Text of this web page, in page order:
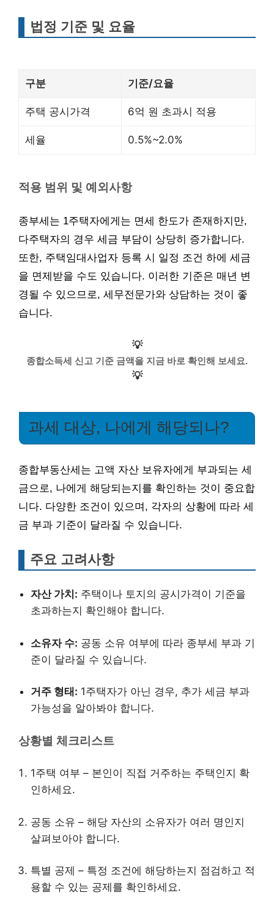
법정 기준 및 요율
구분 기준/요율
주택 공시가격 6억 원 초과시 적용
세율 0.5%~2.0%
적용 범위 및 예외사항
종부세는 1주택자에게는 면세 한도가 존재하지만,
다주택자의 경우 세금 부담이 상당히 증가합니다.
또한, 주택임대사업자 등록 시 일정 조건 하에 세금
을 면제받을 수도 있습니다. 이러한 기준은 매년 변
경될 수 있으므로, 세무전문가와 상담하는 것이 좋
습니다.
💡
종합소득세 신고 기준 금액을 지금 바로 확인해 보세요.
💡
과세 대상, 나에게 해당되나?
종합부동산세는 고액 자산 보유자에게 부과되는 세
금으로, 나에게 해당되는지를 확인하는 것이 중요합
니다. 다양한 조건이 있으며, 각자의 상황에 따라 세
금 부과 기준이 달라질 수 있습니다.
주요 고려사항
자산 가치: 주택이나 토지의 공시가격이 기준을
초과하는지 확인해야 합니다.
소유자 수: 공동 소유 여부에 따라 종부세 부과 기
준이 달라질 수 있습니다.
거주 형태: 1주택자가 아닌 경우, 추가 세금 부과
가능성을 알아봐야 합니다.
상황별 체크리스트
1주택 여부 – 본인이 직접 거주하는 주택인지 확
인하세요.
공동 소유 – 해당 자산의 소유자가 여러 명인지
살펴보아야 합니다.
특별 공제 – 특정 조건에 해당하는지 점검하고 적
용할 수 있는 공제를 확인하세요.